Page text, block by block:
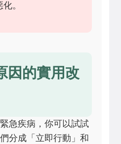
。
因的實用改
急疾病，你可以試試
分成「立即行動」和